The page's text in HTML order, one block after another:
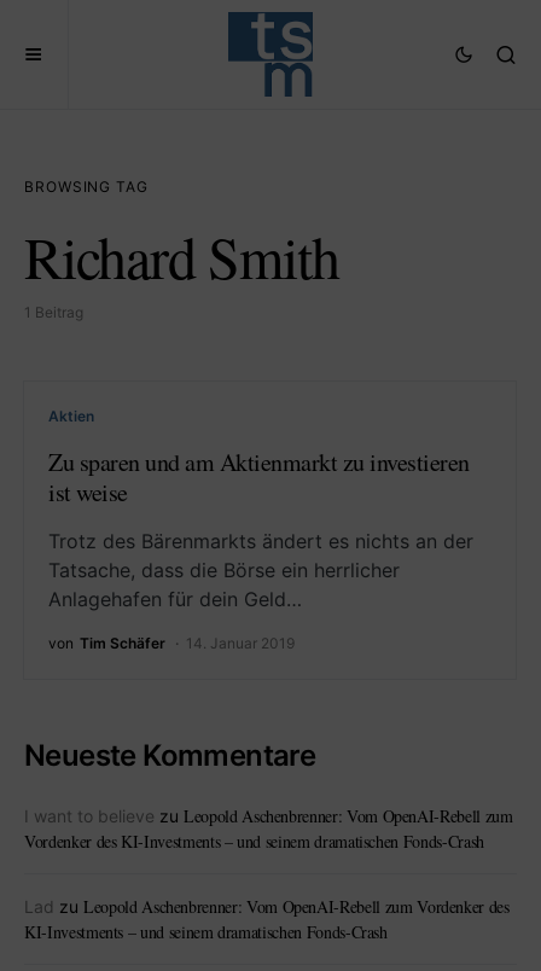
BROWSING TAG
Richard Smith
1 Beitrag
Aktien
Zu sparen und am Aktienmarkt zu investieren
ist weise
Trotz des Bärenmarkts ändert es nichts an der
Tatsache, dass die Börse ein herrlicher
Anlagehafen für dein Geld…
von Tim Schäfer 14. Januar 2019
Neueste Kommentare
I want to believe zu Leopold Aschenbrenner: Vom OpenAI-Rebell zum
Vordenker des KI-Investments – und seinem dramatischen Fonds-Crash
Lad zu Leopold Aschenbrenner: Vom OpenAI-Rebell zum Vordenker des
KI-Investments – und seinem dramatischen Fonds-Crash